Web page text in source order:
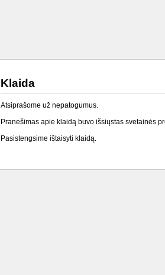
Klaida
Atsiprašome už nepatogumus.
Pranešimas apie klaidą buvo išsiųstas svetainės
Pasistengsime ištaisyti klaidą.